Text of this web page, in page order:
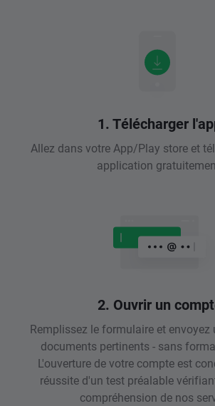
1. Télécharger
Allez dans votre App/Play store et
application
2. Ouvrir un
Remplissez le formulaire et envoyez
documents pertinents - sans
L'ouverture de votre compte est
réussite d'un test préalable
compréhension de nos